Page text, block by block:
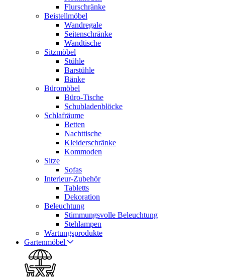
Flurschränke
Beistellmöbel
Wandregale
Seitenschränke
Wandtische
Sitzmöbel
Stühle
Barstühle
Bänke
Büromöbel
Büro-Tische
Schubladenblöcke
Schlafräume
Betten
Nachttische
Kleiderschränke
Kommoden
Sitze
Sofas
Interieur-Zubehör
Tabletts
Dekoration
Beleuchtung
Stimmungsvolle Beleuchtung
Stehlampen
Wartungsprodukte
Gartenmöbel